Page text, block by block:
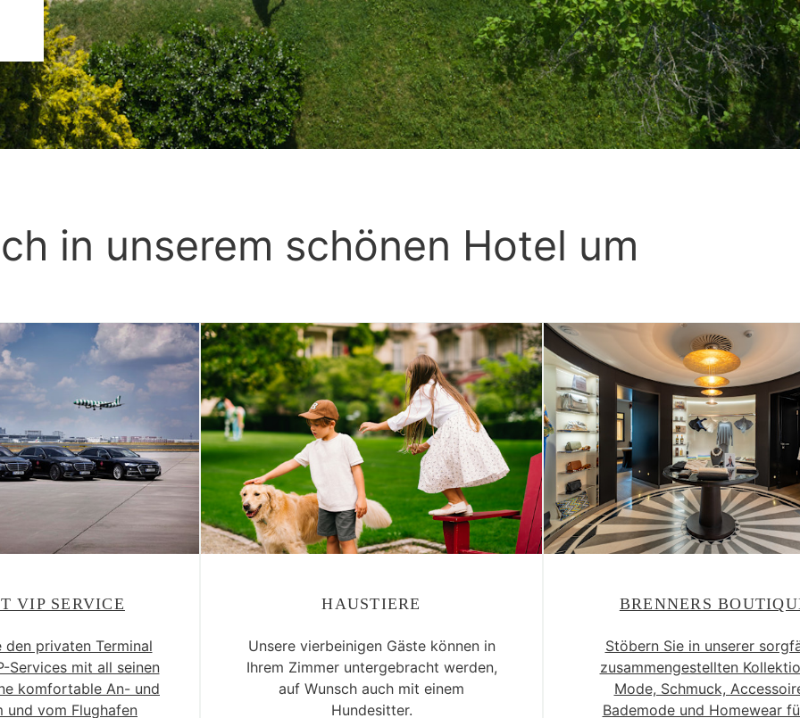
in unserem schönen Hotel um
VIP SERVICE
den privaten Terminal
Services mit all seinen
komfortable An- und
und vom Flughafen
HAUSTIERE
Unsere vierbeinigen Gäste können in
Ihrem Zimmer untergebracht werden,
auf Wunsch auch mit einem
Hundesitter.
BRENNERS
Stöbern Sie in unserer
zusammengestellten
Mode, Schmuck,
Bademode und Homewear